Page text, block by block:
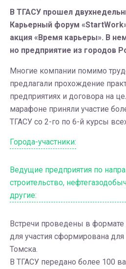
В ТГАСУ прошел
Карьерный форум
акция «Время карьеры». В
но предприятие из городов
Многие компании помимо
предлагали прохождение
предприятиях и договора на
марафоне приняли участие
ТГАСУ со 2-го по 6-й курсы
Города-участники:
Ведущие предприятия по
строительство,
другие:
Встречи проведены в
для участия сформирована
Томска.
В ТГАСУ передано более 100